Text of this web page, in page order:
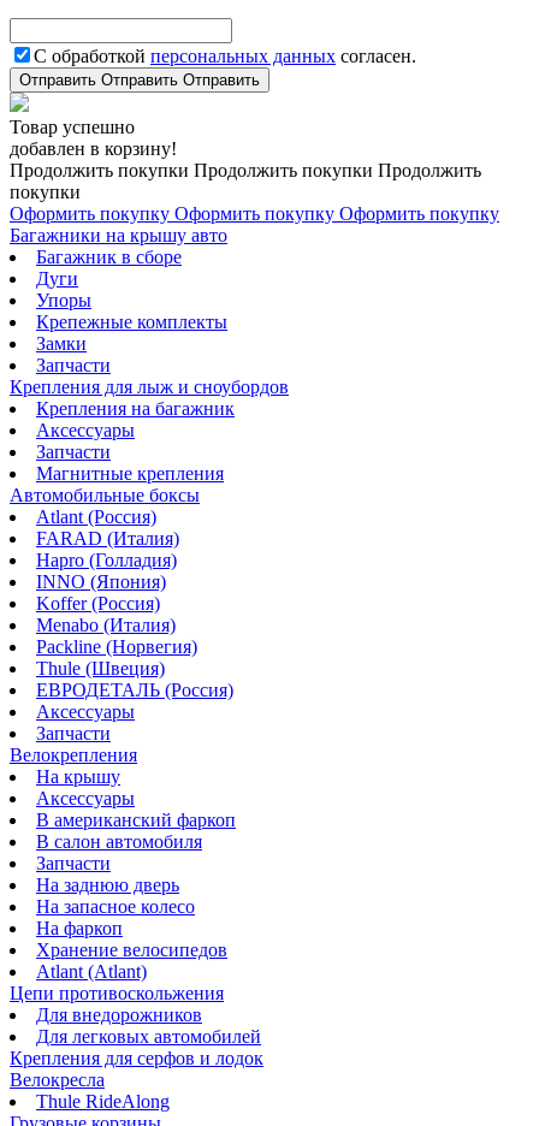
С обработкой персональных данных согласен.
Отправить Отправить Отправить
Товар успешно
добавлен в корзину!
Продолжить покупки Продолжить покупки Продолжить
покупки
Оформить покупку Оформить покупку Оформить покупку
Багажники на крышу авто
Багажник в сборе
Дуги
Упоры
Крепежные комплекты
Замки
Запчасти
Крепления для лыж и сноубордов
Крепления на багажник
Аксессуары
Запчасти
Магнитные крепления
Автомобильные боксы
Atlant (Россия)
FARAD (Италия)
Hapro (Голладия)
INNO (Япония)
Koffer (Россия)
Menabo (Италия)
Packline (Норвегия)
Thule (Швеция)
ЕВРОДЕТАЛЬ (Россия)
Аксессуары
Запчасти
Велокрепления
На крышу
Аксессуары
В американский фаркоп
В салон автомобиля
Запчасти
На заднюю дверь
На запасное колесо
На фаркоп
Хранение велосипедов
Atlant (Atlant)
Цепи противоскольжения
Для внедорожников
Для легковых автомобилей
Крепления для серфов и лодок
Велокресла
Thule RideAlong